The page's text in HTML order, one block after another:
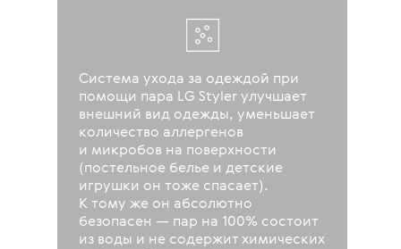
Система ухода за одеждой при
помощи пара LG Styler улучшает
внешний вид одежды, уменьшает
количество аллергенов
и микробов на поверхности
(постельное белье и детские
игрушки он тоже спасает).
К тому же он абсолютно
безопасен — пар на 100% состоит
из воды и не содержит химических